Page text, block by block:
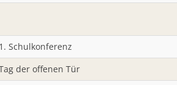
1. Schulkonferenz
der offenen Tür